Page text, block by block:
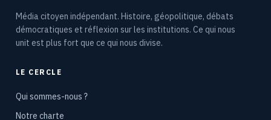
Média citoyen indépendant. Histoire, géopolitique, débats
démocratiques et réflexion sur les institutions. Ce qui nous
unit est plus fort que ce qui nous divise.
LE CERCLE
Qui sommes-nous ?
Notre charte